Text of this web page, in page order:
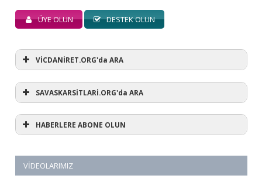
ÜYE OLUN DESTEK OLUN
VİCDANİRET.ORG'da ARA
SAVASKARSİTLARİ.ORG'da ARA
HABERLERE ABONE OLUN
VIDEOLARIMIZ